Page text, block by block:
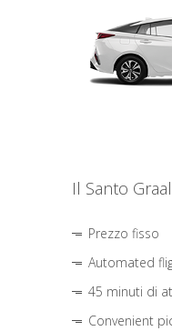
Il Santo
Prezzo fisso
Automated
45 minuti di
Convenient